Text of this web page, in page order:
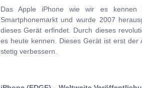
Das Apple iPhone wie wir es
Smartphonemarkt und wurde 2007
dieses Gerät erfindet. Durch dieses
es heute kennen. Dieses Gerät ist erst der
stetig verbessern.